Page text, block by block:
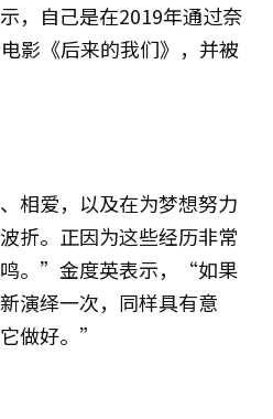
，自己是在2019年通过奈
影《后来的我们》，并被
相爱，以及在为梦想努力
折。正因为这些经历非常
。”金度英表示，“如果
演绎一次，同样具有意
做好。”